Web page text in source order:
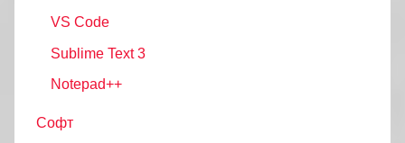
VS Code
Sublime Text 3
Notepad++
Софт